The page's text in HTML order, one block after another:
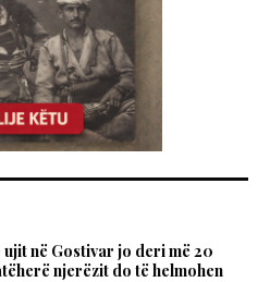
në Gostivar jo deri më 20
njerëzit do të helmohen